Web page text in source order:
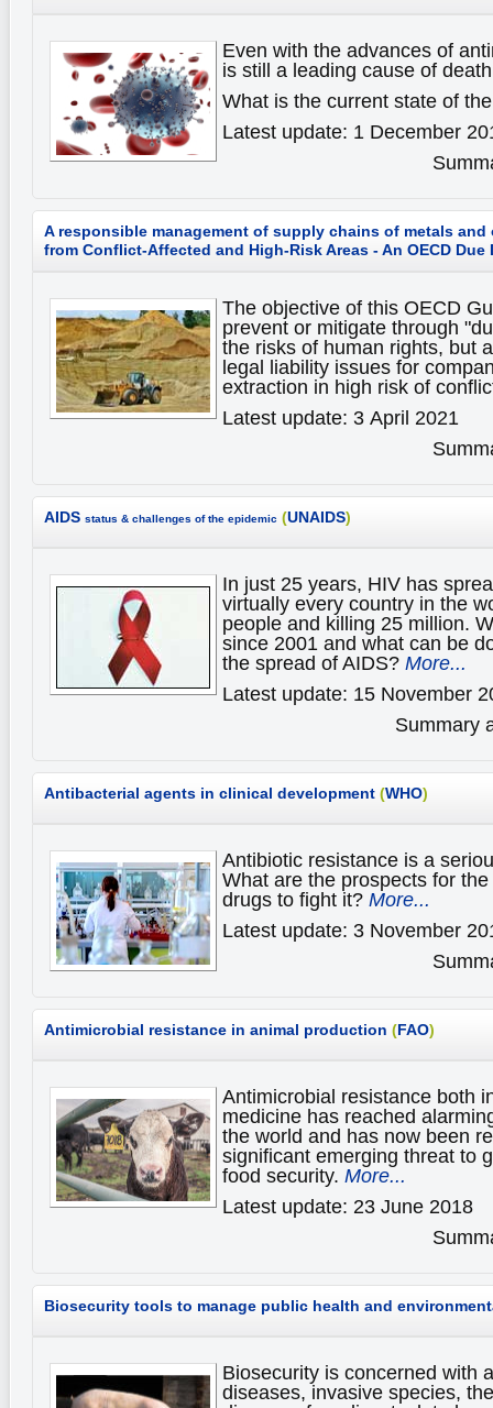
Even with the advances of
is still a leading cause of
What is the current state of
Latest update: 1 December
A responsible management of supply chains of metals
from Conflict-Affected and High-Risk Areas - An OECD
The objective of this OECD
prevent or mitigate through
the risks of human rights, but
legal liability issues for
extraction in high risk of
Latest update: 3 April 2021
AIDS status & challenges of the epidemic (UNAIDS)
In just 25 years, HIV has
virtually every country in the
people and killing 25 million.
since 2001 and what can be
the spread of AIDS? More...
Latest update: 15 November
Summary
Antibacterial agents in clinical development (WHO)
Antibiotic resistance is a
What are the prospects for
drugs to fight it? More...
Latest update: 3 November
Antimicrobial resistance in animal production (FAO)
Antimicrobial resistance both
medicine has reached
the world and has now been
significant emerging threat to
food security. More...
Latest update: 23 June 2018
Biosecurity tools to manage public health and
Biosecurity is concerned with
diseases, invasive species,